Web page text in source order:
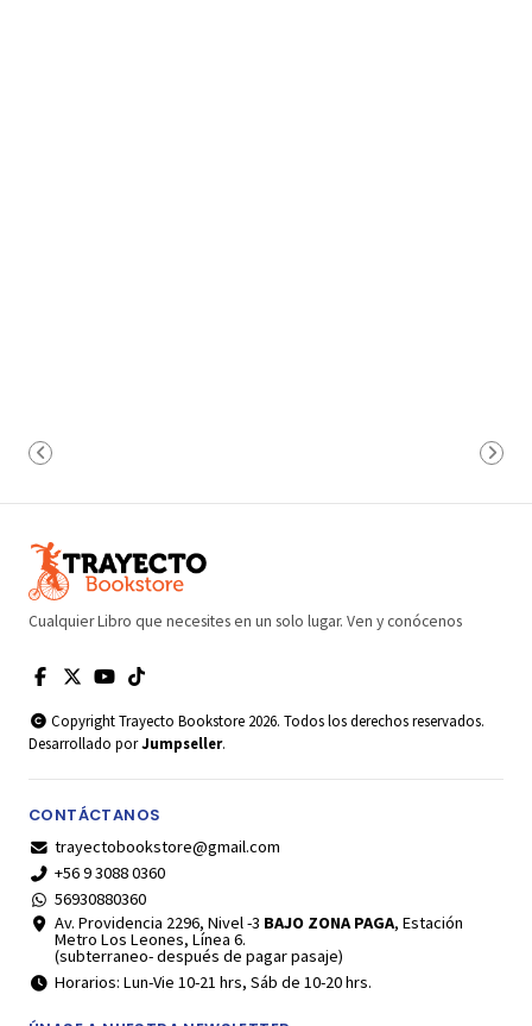
Cualquier Libro que necesites en un solo lugar. Ven y conócenos
Copyright Trayecto Bookstore 2026. Todos los derechos reservados.
Desarrollado porJumpseller.
CONTÁCTANOS
trayectobookstore@gmail.com
+56 9 3088 0360
56930880360
Av. Providencia 2296, Nivel -3 BAJO ZONA PAGA, Estación
Metro Los Leones, Línea 6.
(subterraneo- después de pagar pasaje)
Horarios: Lun-Vie 10-21 hrs, Sáb de 10-20 hrs.